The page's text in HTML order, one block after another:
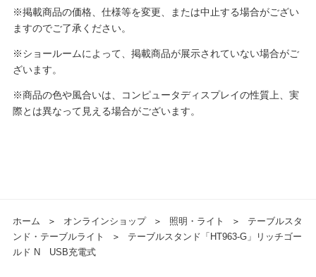
※掲載商品の価格、仕様等を変更、または中止する場合がござい
ますのでご了承ください。
※ショールームによって、掲載商品が展示されていない場合がご
ざいます。
※商品の色や風合いは、コンピュータディスプレイの性質上、実
際とは異なって見える場合がございます。
ホーム ＞ オンラインショップ ＞ 照明・ライト ＞
テーブルスタ
ンド・テーブルライト
＞
テーブルスタンド「HT963-G」リッチゴー
ルド N USB充電式